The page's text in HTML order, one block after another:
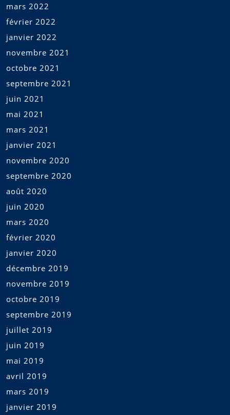
mars 2022
février 2022
janvier 2022
novembre 2021
octobre 2021
septembre 2021
juin 2021
mai 2021
mars 2021
janvier 2021
novembre 2020
septembre 2020
août 2020
juin 2020
mars 2020
février 2020
janvier 2020
décembre 2019
novembre 2019
octobre 2019
septembre 2019
juillet 2019
juin 2019
mai 2019
avril 2019
mars 2019
janvier 2019